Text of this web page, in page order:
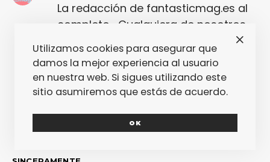
La redacción de fantasticmag.es al
completo... Cualquiera de nosotros
puede haber escrito este post, pero
seguro que el que lo ha escrito lo ha
hecho con mucho amor.
Utilizamos cookies para asegurar que
damos la mejor experiencia al usuario
en nuestra web. Si sigues utilizando este
sitio asumiremos que estás de acuerdo.
OK